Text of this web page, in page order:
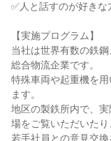
✅人と話すのが好きな
【実施プログラム】
当社は世界有数の鉄
総合物流企業です。
特殊車両や起重機を
ます。
地区の製鉄所内で、
場をご覧いただいたり
若手社員との意見交